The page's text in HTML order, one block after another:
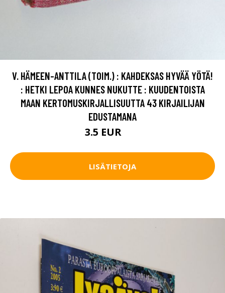
V. HÄMEEN-ANTTILA (TOIM.) : KAHDEKSAS HYVÄÄ YÖTÄ!
: HETKI LEPOA KUNNES NUKUTTE : KUUDENTOISTA
MAAN KERTOMUSKIRJALLISUUTTA 43 KIRJAILIJAN
EDUSTAMANA
3.5 EUR
LISÄTIETOJA